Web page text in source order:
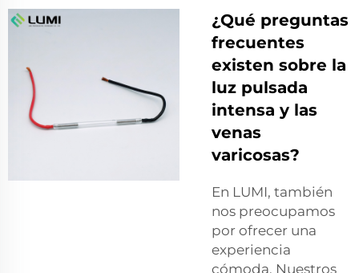
¿Qué preguntas
frecuentes
existen sobre la
luz pulsada
intensa y las
venas
varicosas?
En LUMI, también
nos preocupamos
por ofrecer una
experiencia
cómoda. Nuestros